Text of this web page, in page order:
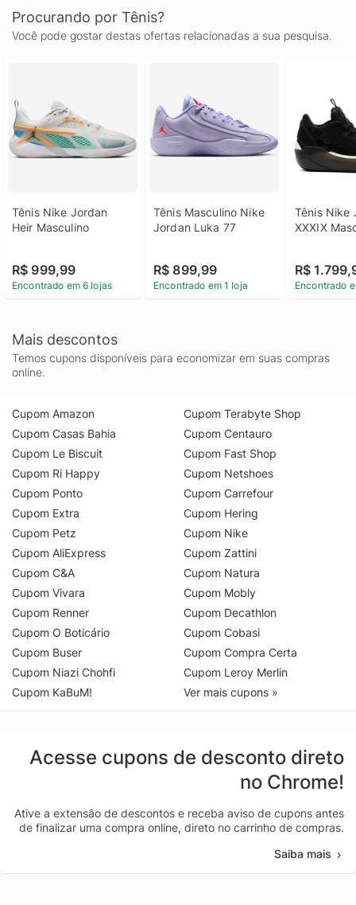
Procurando por Tênis?
Você pode gostar destas ofertas relacionadas a sua pesquisa.
Tênis Nike Jordan
Heir Masculino
R$ 999,99
Encontrado em 6 lojas
Tênis Masculino Nike
Jordan Luka 77
R$ 899,99
Encontrado em 1 loja
Tênis Nike
XXXIX
R$
Encontrado
Mais descontos
Temos cupons disponíveis para economizar em suas compras
online.
Cupom Amazon
Cupom Casas Bahia
Cupom Le Biscuit
Cupom Ri Happy
Cupom Ponto
Cupom Extra
Cupom Petz
Cupom AliExpress
Cupom C&A
Cupom Vivara
Cupom Renner
Cupom O Boticário
Cupom Buser
Cupom Niazi Chohfi
Cupom KaBuM!
Cupom Terabyte Shop
Cupom Centauro
Cupom Fast Shop
Cupom Netshoes
Cupom Carrefour
Cupom Hering
Cupom Nike
Cupom Zattini
Cupom Natura
Cupom Mobly
Cupom Decathlon
Cupom Cobasi
Cupom Compra Certa
Cupom Leroy Merlin
Ver mais cupons »
Acesse cupons de desconto direto
no Chrome!
Ative a extensão de descontos e receba aviso de cupons antes
de finalizar uma compra online, direto no carrinho de compras.
Saiba mais